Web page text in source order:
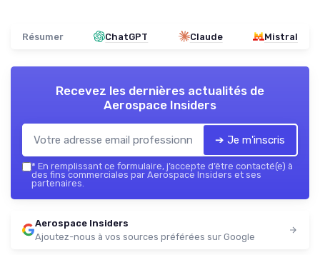
Résumer ChatGPT Claude Mistral
Recevez les dernières actualités de
Aerospace Insiders
➔ Je m'inscris
* En remplissant ce formulaire, j’accepte d’être contacté(e) à
des fins commerciales par Aerospace Insiders et ses
partenaires.
Aerospace Insiders
Ajoutez-nous à vos sources préférées sur Google